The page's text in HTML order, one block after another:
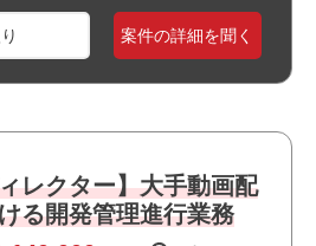
案件の詳細を聞く
レクター】大手動画配
る開発管理進行業務
ト
に関われます
案件です
流・倉庫
テムのビッグバン導入経験